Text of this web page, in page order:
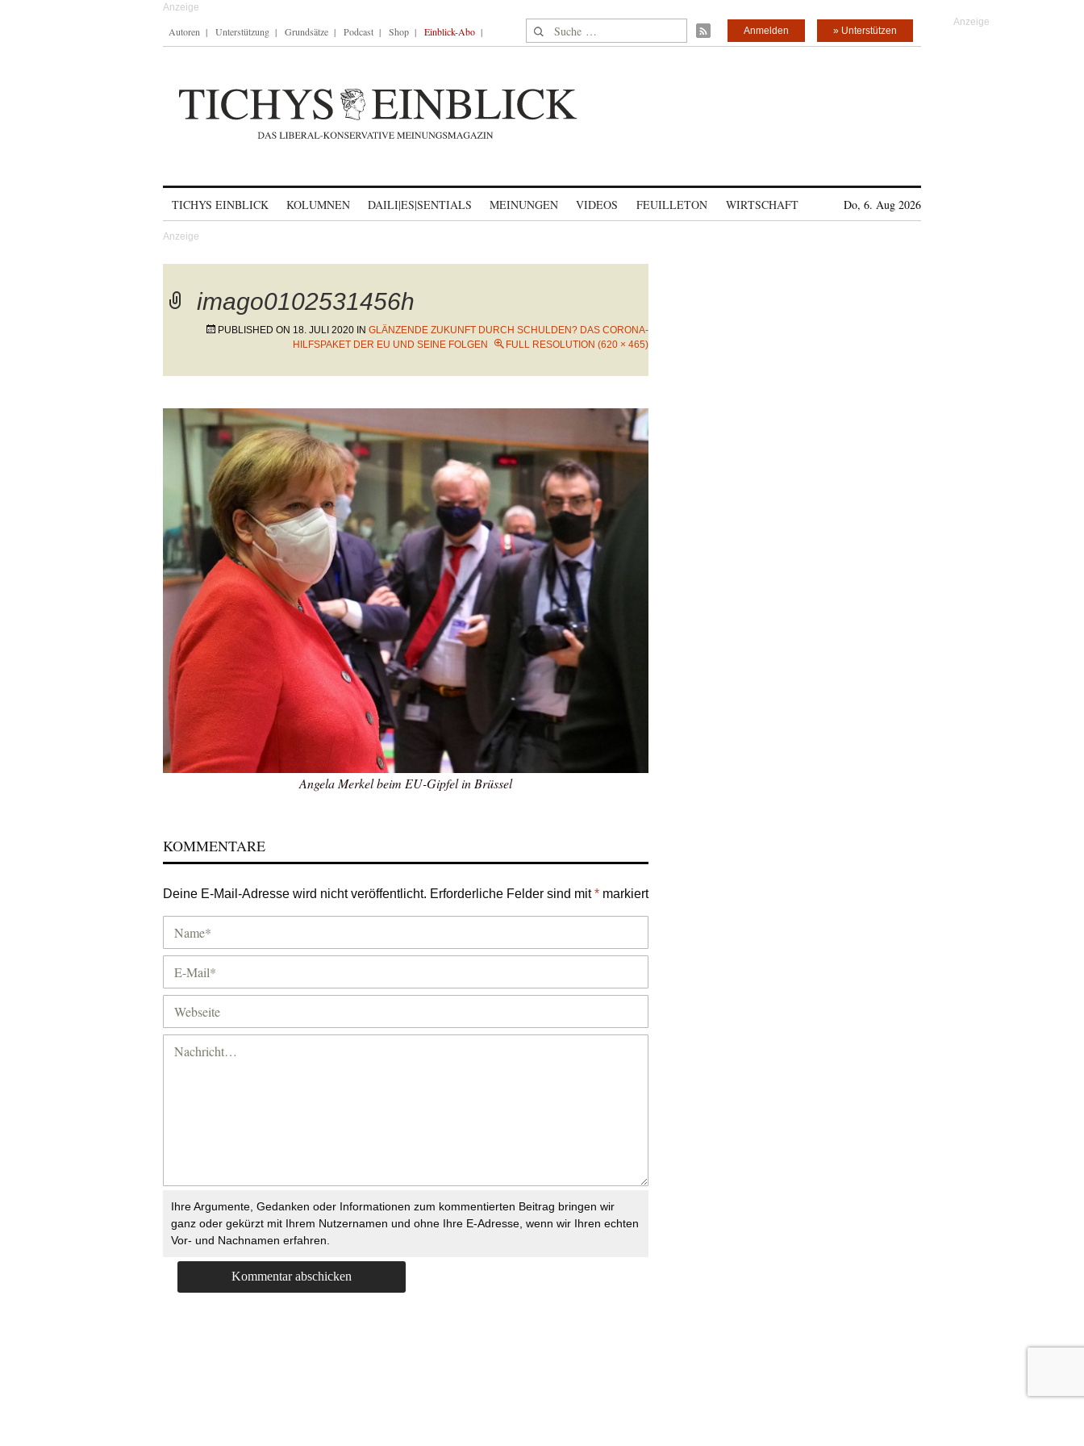
Autoren Unterstützung Grundsätze Podcast Shop Einblick-Abo Suche nach: » Unterstützen
Anmelden
TICHYS EINBLICK KOLUMNEN DAILI|ES|SENTIALS MEINUNGEN VIDEOS FEUILLETON WIRTSCHAFT Do, 6. Aug 2026
imago0102531456h
PUBLISHED ON 18. JULI 2020 IN GLÄNZENDE ZUKUNFT DURCH SCHULDEN? DAS CORONA-
HILFSPAKET DER EU UND SEINE FOLGEN
FULL RESOLUTION (620 × 465)
Angela Merkel beim EU-Gipfel in Brüssel
KOMMENTARE
Deine E-Mail-Adresse wird nicht veröffentlicht. Erforderliche Felder sind mit* markiert
Ihre Argumente, Gedanken oder Informationen zum kommentierten Beitrag bringen wir
ganz oder gekürzt mit Ihrem Nutzernamen und ohne Ihre E-Adresse, wenn wir Ihren echten
Vor- und Nachnamen erfahren.